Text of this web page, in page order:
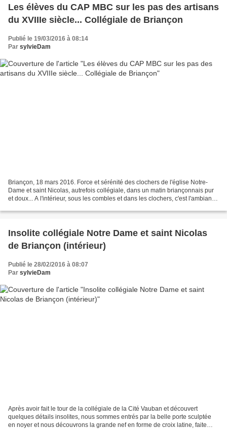
Les élèves du CAP MBC sur les pas des artisans
du XVIIIe siècle... Collégiale de Briançon
Publié le 19/03/2016 à 08:14
Par sylvieDam
Briançon, 18 mars 2016. Force et sérénité des clochers de l'église Notre-
Dame et saint Nicolas, autrefois collégiale, dans un matin briançonnais pur
et doux... A l'intérieur, sous les combles et dans les clochers, c'est l'ambiance
Insolite collégiale Notre Dame et saint Nicolas
de Briançon (intérieur)
Publié le 28/02/2016 à 08:07
Par sylvieDam
Après avoir fait le tour de la collégiale de la Cité Vauban et découvert
quelques détails insolites, nous sommes entrés par la belle porte sculptée
en noyer et nous découvrons la grande nef en forme de croix latine, faite